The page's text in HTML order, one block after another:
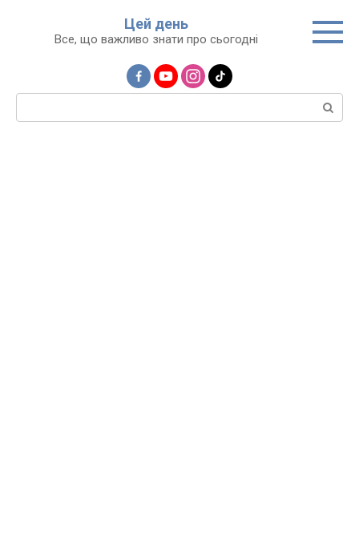
Цей день
Все, що важливо знати про сьогодні
Пошук: